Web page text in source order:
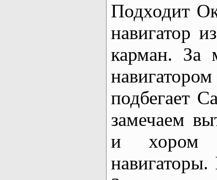
Подходит
навигатор
карман. За
подбегает
замечаем
и хором